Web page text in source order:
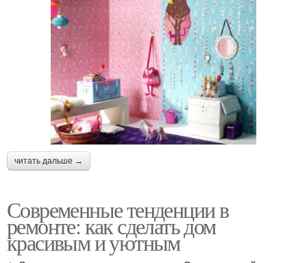
читать дальше →
Современные тенденции в
ремонте: как сделать дом
красивым и уютным